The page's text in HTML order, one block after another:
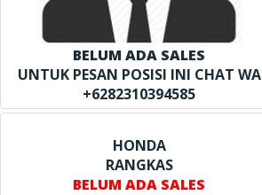
BELUM ADA SALES
UNTUK PESAN POSISI INI CHAT WA
+6282310394585
HONDA
RANGKAS
BELUM ADA SALES